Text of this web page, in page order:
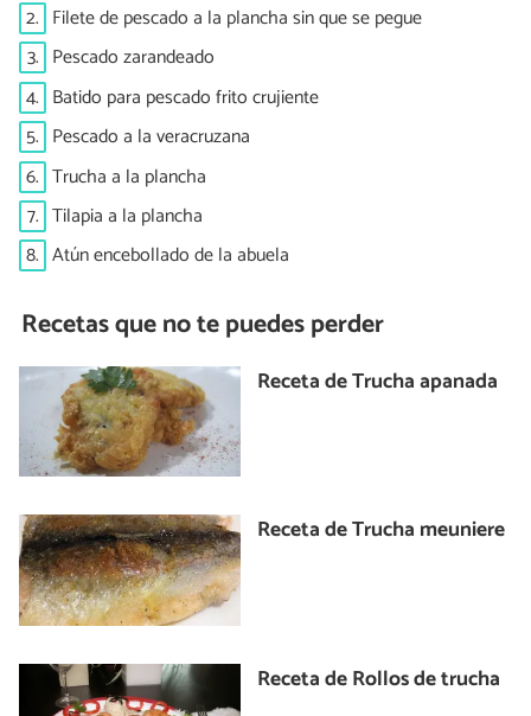
2. Filete de pescado a la plancha sin que se pegue
3. Pescado zarandeado
4. Batido para pescado frito crujiente
5. Pescado a la veracruzana
6. Trucha a la plancha
7. Tilapia a la plancha
8. Atún encebollado de la abuela
Recetas que no te puedes perder
Receta de Trucha apanada
Receta de Trucha meuniere
Receta de Rollos de trucha